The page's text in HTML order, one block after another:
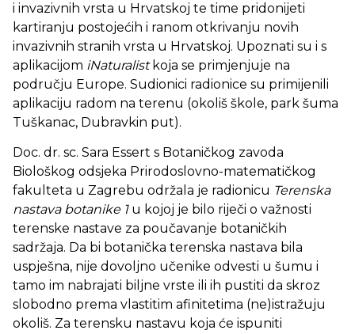
i invazivnih vrsta u Hrvatskoj te time pridonijeti
kartiranju postojećih i ranom otkrivanju novih
invazivnih stranih vrsta u Hrvatskoj. Upoznati su i s
aplikacijom iNaturalistkoja se primjenjuje na
području Europe. Sudionici radionice su primijenili
aplikaciju radom na terenu (okoliš škole, park šuma
Tuškanac, Dubravkin put).
Doc. dr. sc. Sara Essert s Botaničkog zavoda
Biološkog odsjeka Prirodoslovno-matematičkog
fakulteta u Zagrebu održala je radionicu Terenska
nastava botanike 1u kojoj je bilo riječi o važnosti
terenske nastave za poučavanje botaničkih
sadržaja. Da bi botanička terenska nastava bila
uspješna, nije dovoljno učenike odvesti u šumu i
tamo im nabrajati biljne vrste ili ih pustiti da skroz
slobodno prema vlastitim afinitetima (ne)istražuju
okoliš. Za terensku nastavu koja će ispuniti